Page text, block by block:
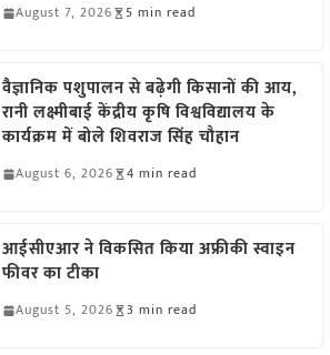
August 7, 2026 5 min read
वैज्ञानिक पशुपालन से बढ़ेगी किसानों की आय,
रानी लक्ष्मीबाई केंद्रीय कृषि विश्वविद्यालय के
कार्यक्रम में बोले शिवराज सिंह चौहान
August 6, 2026 4 min read
आईसीएआर ने विकसित किया अफ्रीकी स्वाइन
फीवर का टीका
August 5, 2026 3 min read